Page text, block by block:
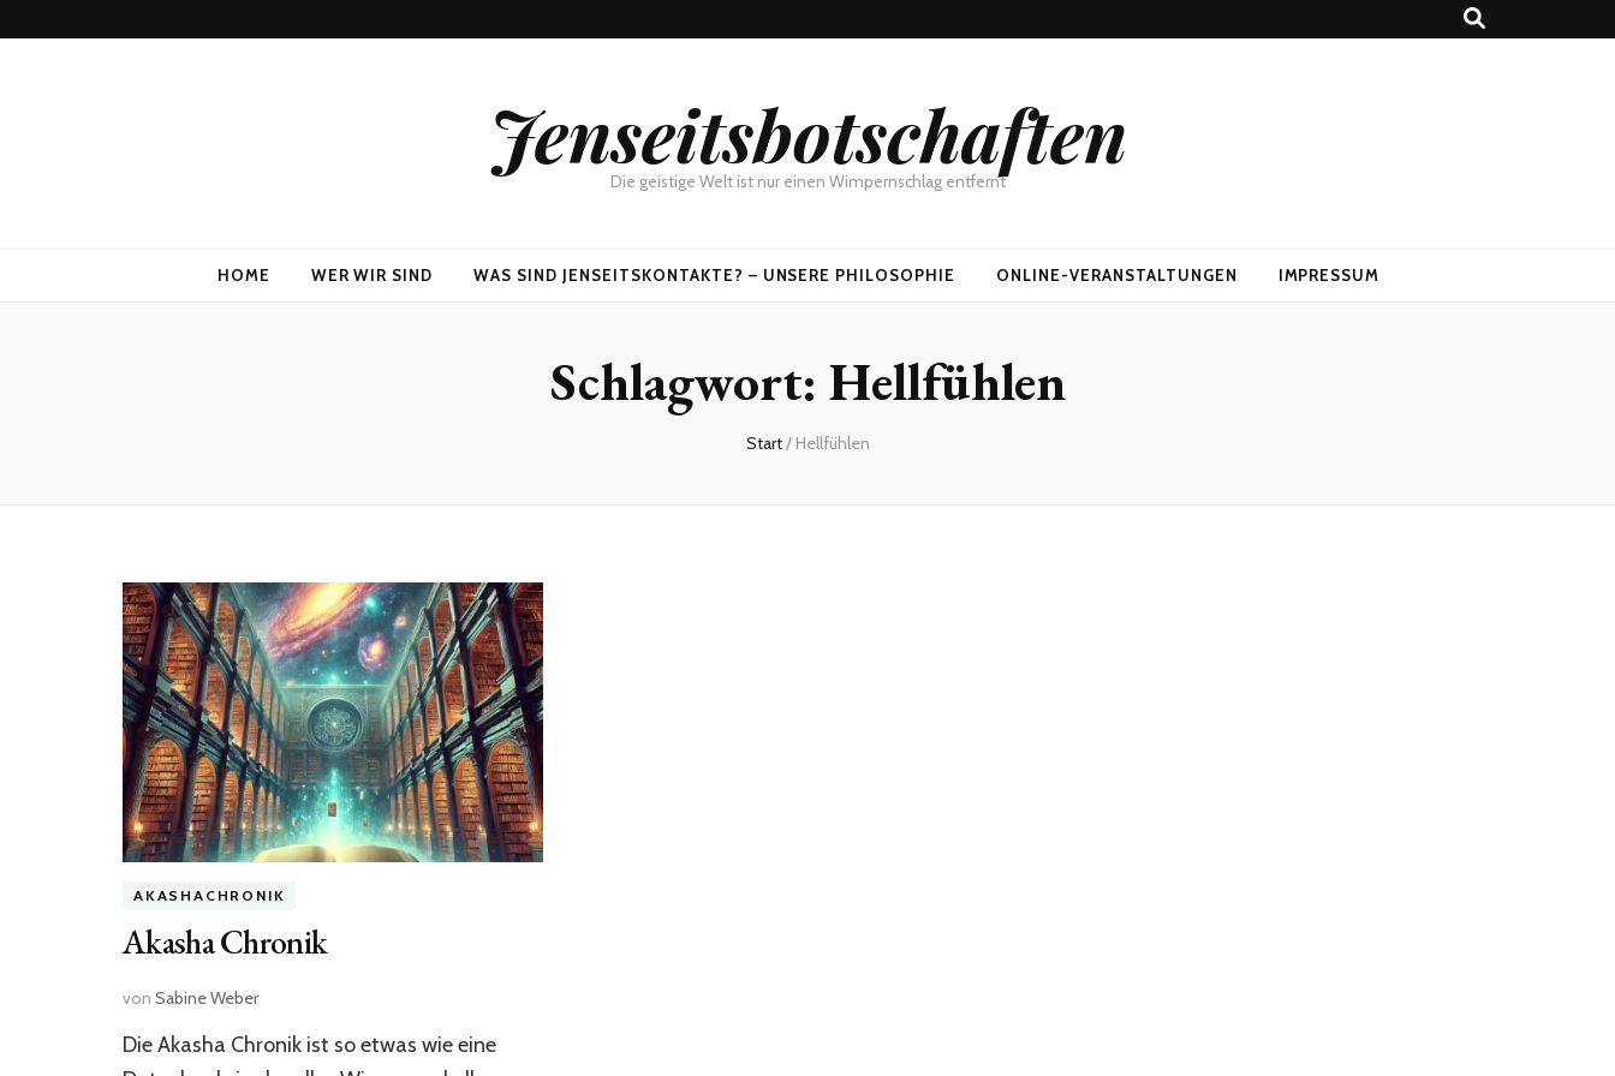
Jenseitsbotschaften
Die geistige Welt ist nur einen Wimpernschlag entfernt
HOME WER WIR SIND WAS SIND JENSEITSKONTAKTE? – UNSERE PHILOSOPHIE ONLINE-VERANSTALTUNGEN IMPRESSUM
Schlagwort: Hellfühlen
Start/ Hellfühlen
AKASHACHRONIK
Akasha Chronik
von Sabine Weber
Die Akasha Chronik ist so etwas wie eine